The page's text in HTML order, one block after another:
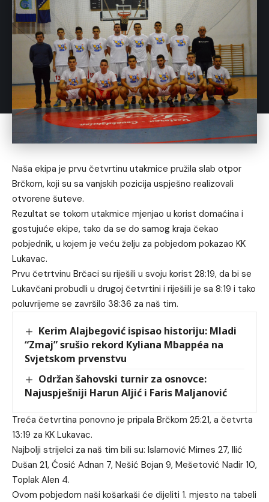
Naša ekipa je prvu četvrtinu utakmice pružila slab otpor
Brčkom, koji su sa vanjskih pozicija uspješno realizovali
otvorene šuteve.
Rezultat se tokom utakmice mjenjao u korist domaćina i
gostujuće ekipe, tako da se do samog kraja čekao
pobjednik, u kojem je veću želju za pobjedom pokazao KK
Lukavac.
Prvu četrtvinu Brčaci su riješili u svoju korist 28:19, da bi se
Lukavčani probudli u drugoj četvrtini i riješiili je sa 8:19 i tako
poluvrijeme se završilo 38:36 za naš tim.
Kerim Alajbegović ispisao historiju: Mladi
“Zmaj” srušio rekord Kyliana Mbappéa na
Svjetskom prvenstvu
Održan šahovski turnir za osnovce:
Najuspješniji Harun Aljić i Faris Maljanović
Treća četvrtina ponovno je pripala Brčkom 25:21, a četvrta
13:19 za KK Lukavac.
Najbolji strijelci za naš tim bili su: Islamović Mirnes 27, Ilić
Dušan 21, Ćosić Adnan 7, Nešić Bojan 9, Mešetović Nadir 10,
Toplak Alen 4.
Ovom pobjedom naši košarkaši će dijeliti 1. mjesto na tabeli